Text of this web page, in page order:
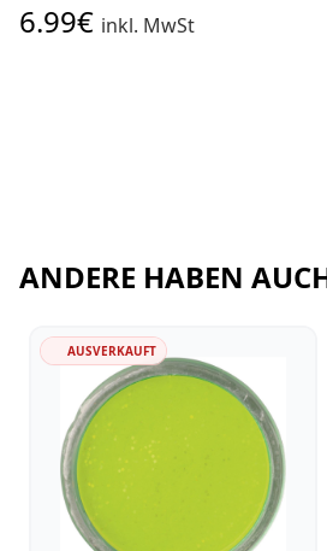
6.99€ inkl. MwSt
ANDERE HABEN
AUSVERKAUFT